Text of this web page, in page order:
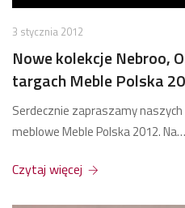
3 stycznia 2012
Nowe kolekcje Nebroo,
targach Meble Polska
Serdecznie zapraszamy
meblowe Meble Polska 2012. Na…
Czytaj więcej